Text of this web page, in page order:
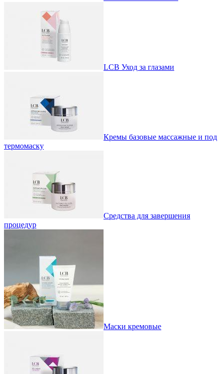
LCB Уход за глазами
Кремы базовые массажные и под
термомаску
Средства для завершения
процедур
Маски кремовые